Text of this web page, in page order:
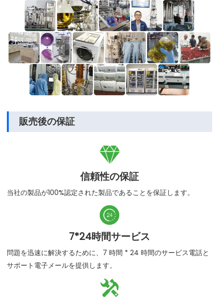
販売後の保証

信頼性の保証
当社の製品が100%認定された製品であることを保証します。

7*24時間サービス
問題を迅速に解決するために、7 時間 * 24 時間のサービス電話と
サポート電子メールを提供します。
